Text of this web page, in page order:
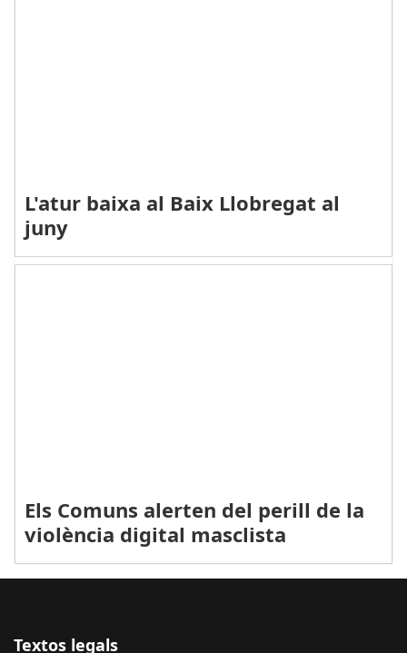
L'atur baixa al Baix Llobregat al
juny
Els Comuns alerten del perill de la
violència digital masclista
Textos legals